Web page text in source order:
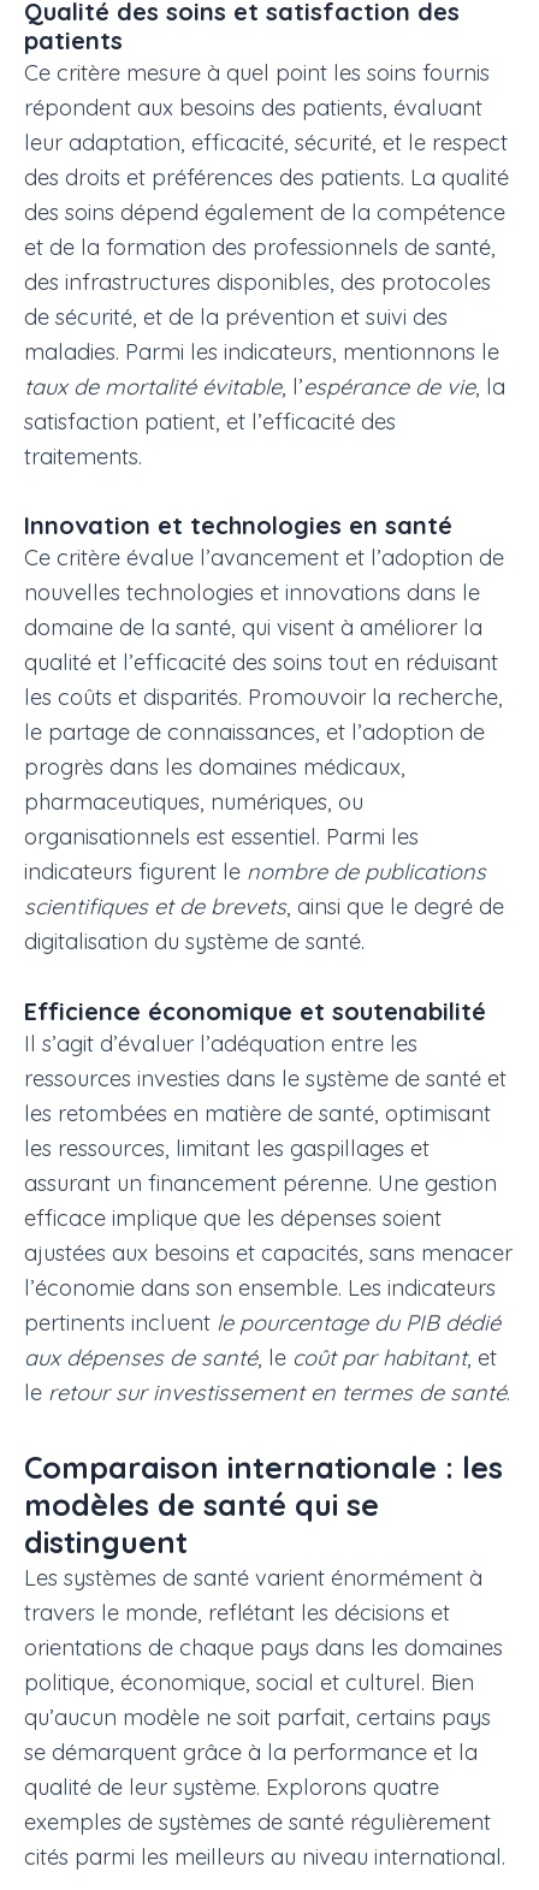
Qualité des soins et satisfaction des
patients
Ce critère mesure à quel point les soins fournis
répondent aux besoins des patients, évaluant
leur adaptation, efficacité, sécurité, et le respect
des droits et préférences des patients. La qualité
des soins dépend également de la compétence
et de la formation des professionnels de santé,
des infrastructures disponibles, des protocoles
de sécurité, et de la prévention et suivi des
maladies. Parmi les indicateurs, mentionnons le
taux de mortalité évitable, l’espérance de vie, la
satisfaction patient, et l’efficacité des
traitements.
Innovation et technologies en santé
Ce critère évalue l’avancement et l’adoption de
nouvelles technologies et innovations dans le
domaine de la santé, qui visent à améliorer la
qualité et l’efficacité des soins tout en réduisant
les coûts et disparités. Promouvoir la recherche,
le partage de connaissances, et l’adoption de
progrès dans les domaines médicaux,
pharmaceutiques, numériques, ou
organisationnels est essentiel. Parmi les
indicateurs figurent le nombre de publications
scientifiques et de brevets, ainsi que le degré de
digitalisation du système de santé.
Efficience économique et soutenabilité
Il s’agit d’évaluer l’adéquation entre les
ressources investies dans le système de santé et
les retombées en matière de santé, optimisant
les ressources, limitant les gaspillages et
assurant un financement pérenne. Une gestion
efficace implique que les dépenses soient
ajustées aux besoins et capacités, sans menacer
l’économie dans son ensemble. Les indicateurs
pertinents incluent le pourcentage du PIB dédié
aux dépenses de santé, le coût par habitant, et
le retour sur investissement en termes de santé.
Comparaison internationale : les
modèles de santé qui se
distinguent
Les systèmes de santé varient énormément à
travers le monde, reflétant les décisions et
orientations de chaque pays dans les domaines
politique, économique, social et culturel. Bien
qu’aucun modèle ne soit parfait, certains pays
se démarquent grâce à la performance et la
qualité de leur système. Explorons quatre
exemples de systèmes de santé régulièrement
cités parmi les meilleurs au niveau international.